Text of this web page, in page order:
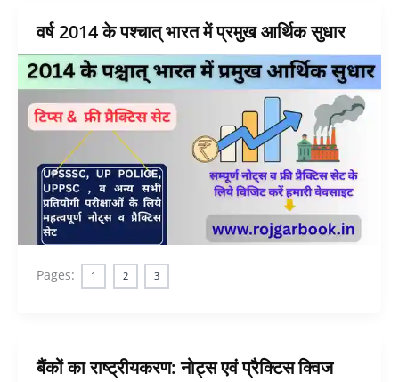
वर्ष 2014 के पश्चात् भारत में प्रमुख आर्थिक सुधार
Pages: 1 2 3
बैंकों का राष्ट्रीयकरण: नोट्स एवं प्रैक्टिस क्विज